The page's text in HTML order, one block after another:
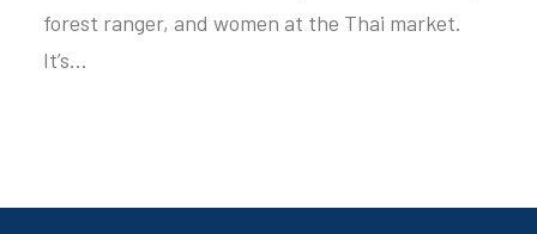
forest ranger, and women at the Thai market.
It’s…